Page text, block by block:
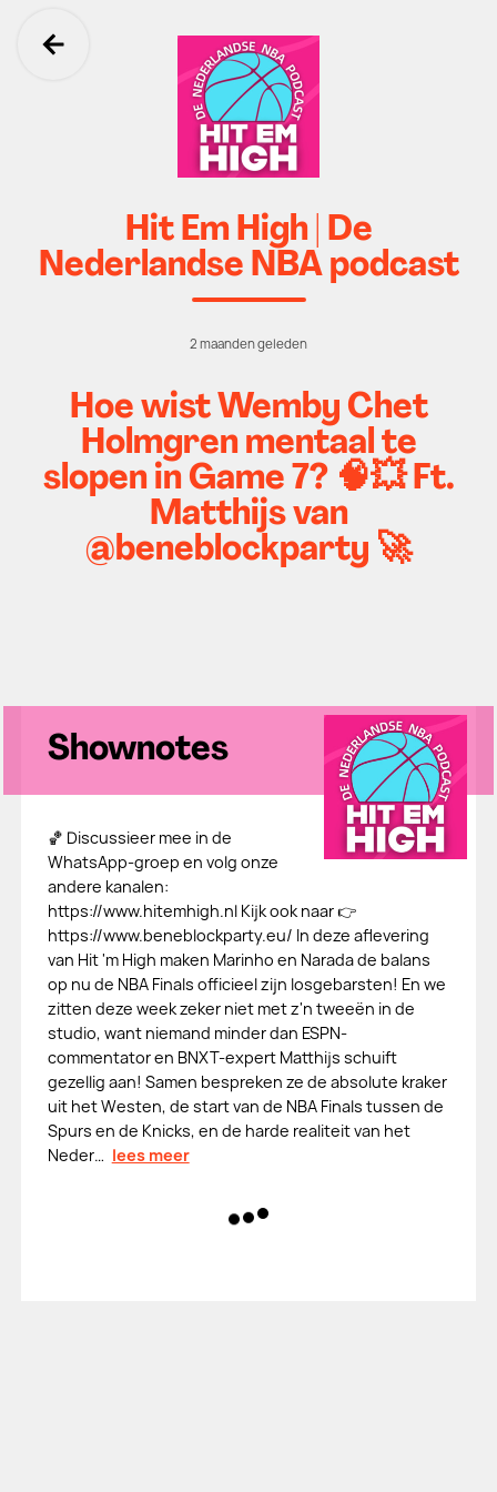
Ga terug
Hit Em High | De
Nederlandse NBA podcast
2 maanden geleden
Hoe wist Wemby Chet
Holmgren mentaal te
slopen in Game 7? 🧠💥 Ft.
Matthijs van
@beneblockparty 🚀
Shownotes
🏀 Discussieer mee in de
WhatsApp-groep en volg onze
andere kanalen:
⁠https://www.hitemhigh.nl⁠ Kijk ook naar 👉
https://www.beneblockparty.eu/ In deze aflevering
van Hit 'm High maken Marinho en Narada de balans
op nu de NBA Finals officieel zijn losgebarsten! En we
zitten deze week zeker niet met z'n tweeën in de
studio, want niemand minder dan ESPN-
commentator en BNXT-expert Matthijs schuift
gezellig aan! Samen bespreken ze de absolute kraker
uit het Westen, de start van de NBA Finals tussen de
Spurs en de Knicks, en de harde realiteit van het
Neder… lees meer